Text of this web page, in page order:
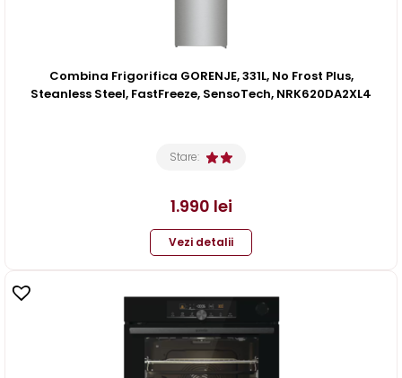
Combina Frigorifica GORENJE, 331L, No Frost Plus,
Steanless Steel, FastFreeze, SensoTech, NRK620DA2XL4
Stare:
1.990 lei
Vezi detalii